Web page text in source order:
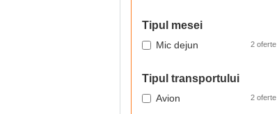
Tipul mesei
2 oferte
Mic dejun
Tipul transportului
2 oferte
Avion